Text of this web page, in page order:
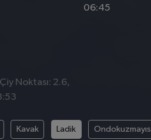
06:45
Noktası: 2.6,
Kavak Ladik Ondokuzmayıs